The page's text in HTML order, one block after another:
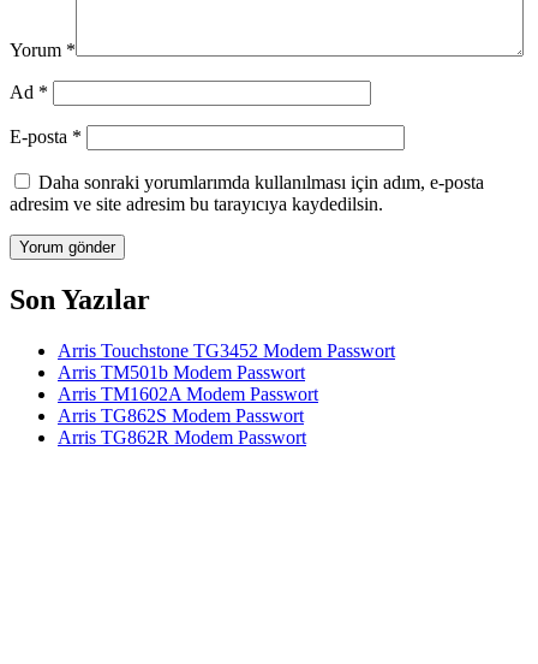
Yorum *
Ad *
E-posta *
Daha sonraki yorumlarımda kullanılması için adım, e-posta
adresim ve site adresim bu tarayıcıya kaydedilsin.
Son Yazılar
Arris Touchstone TG3452 Modem Passwort
Arris TM501b Modem Passwort
Arris TM1602A Modem Passwort
Arris TG862S Modem Passwort
Arris TG862R Modem Passwort